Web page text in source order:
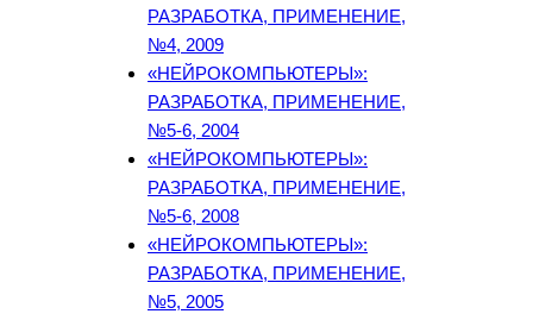
РАЗРАБОТКА, ПРИМЕНЕНИЕ,
№4, 2009
«НЕЙРОКОМПЬЮТЕРЫ»:
РАЗРАБОТКА, ПРИМЕНЕНИЕ,
№5-6, 2004
«НЕЙРОКОМПЬЮТЕРЫ»:
РАЗРАБОТКА, ПРИМЕНЕНИЕ,
№5-6, 2008
«НЕЙРОКОМПЬЮТЕРЫ»:
РАЗРАБОТКА, ПРИМЕНЕНИЕ,
№5, 2005